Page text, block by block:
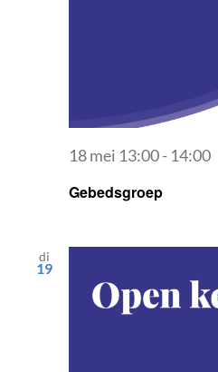
Gebedsgroep
18 mei 13:00- 14:00
di
19